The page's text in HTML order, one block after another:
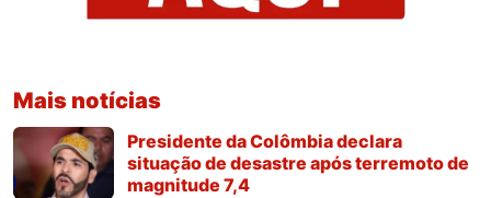
Mais notícias
Presidente da Colômbia declara
situação de desastre após terremoto de
magnitude 7,4